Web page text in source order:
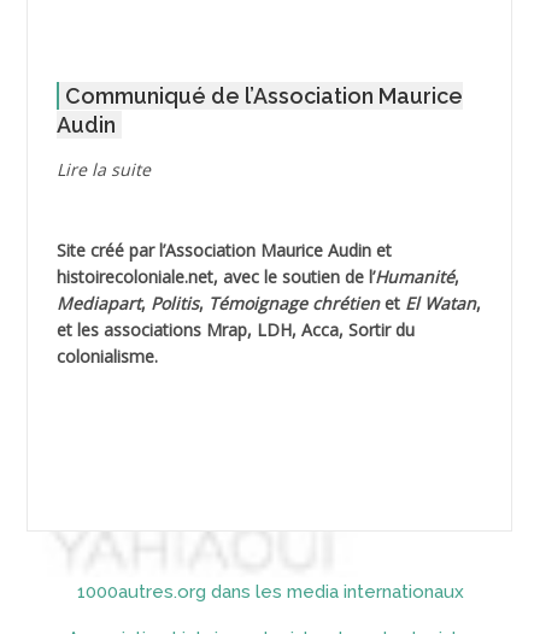
AGOULMINE
AHLOUCHE Mabrouk *
AIBLIED Ahmed
AICHEKADRA Sid Ahmed
AICI (ou AISSI) Laïd
Communiqué de l’Association Maurice
Audin
Lire la suite
Site créé par l’Association Maurice Audinet
histoirecoloniale.net, avec le soutien de l’Humanité,
Mediapart, Politis, Témoignage chrétienet El Watan,
et les associations Mrap, LDH, Acca, Sortir du
colonialisme.
1000autres.org dans les media internationaux